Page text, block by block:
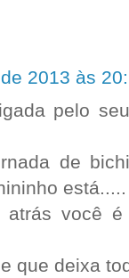
2013 às
pelo
de
atrás você
que deixa